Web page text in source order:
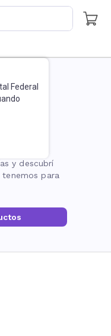
Federal
y descubrí
para